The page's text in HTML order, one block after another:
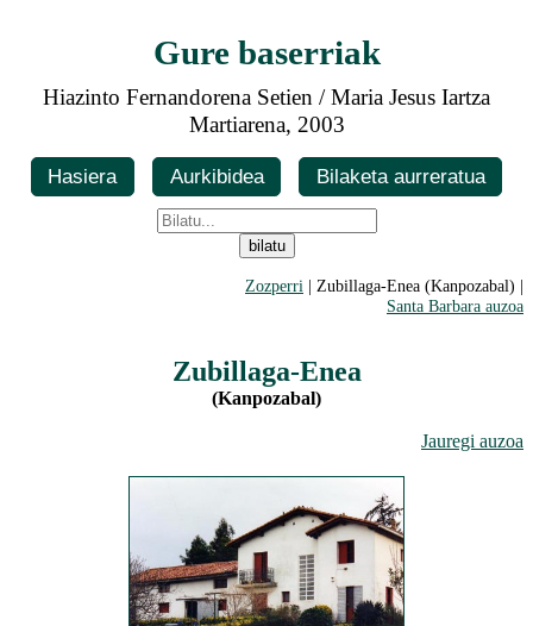
Gure baserriak
Hiazinto Fernandorena Setien / Maria Jesus Iartza
Martiarena, 2003
Hasiera Aurkibidea Bilaketa aurreratua
Zozperri | Zubillaga-Enea (Kanpozabal) |
Santa Barbara auzoa
Zubillaga-Enea
(Kanpozabal)
Jauregi auzoa